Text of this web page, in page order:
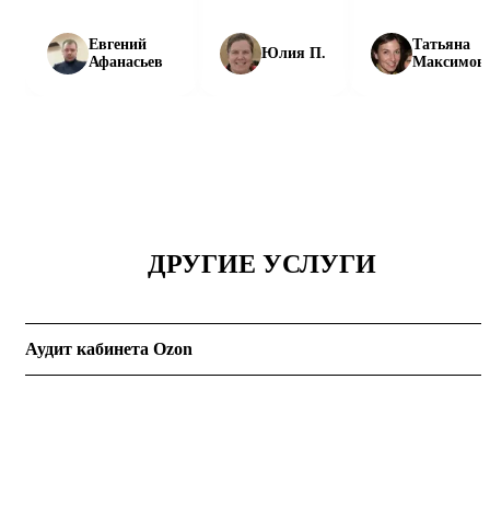
Евгений
Афанасьев
Юлия П.
Татьяна
ДРУГИЕ УСЛУГИ
Аудит кабинета Ozon